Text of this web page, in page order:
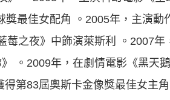
最佳女配角 。2005年，主演
之夜》中飾演萊斯利 。2007年
。2009年，在劇情電影《黑天
第83屆奧斯卡金像獎最佳女主